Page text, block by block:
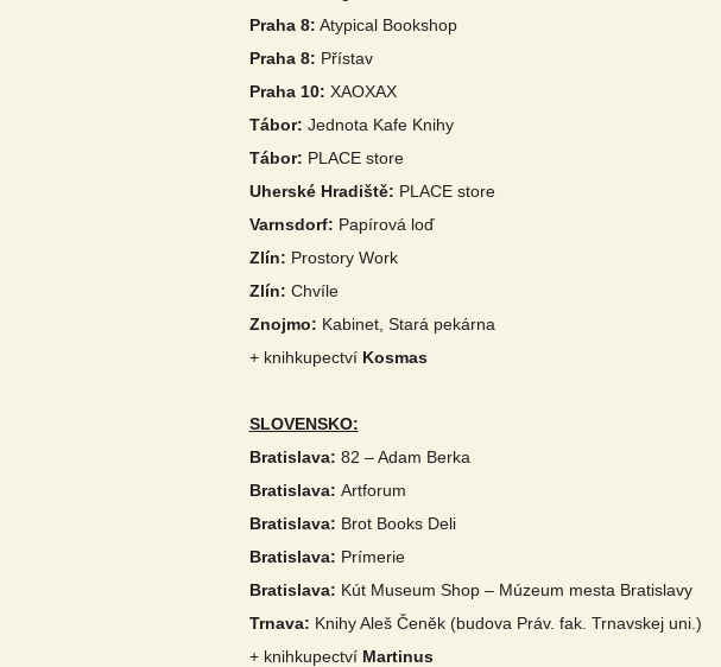
Praha 8: Atypical Bookshop
Praha 8: Přístav
Praha 10: XAOXAX
Tábor: Jednota Kafe Knihy
Tábor: PLACE store
Uherské Hradiště: PLACE store
Varnsdorf: Papírová loď
Zlín: Prostory Work
Zlín: Chvíle
Znojmo: Kabinet, Stará pekárna
+ knihkupectví Kosmas
SLOVENSKO:
Bratislava: 82 – Adam Berka
Bratislava: Artforum
Bratislava: Brot Books Deli
Bratislava: Prímerie
Bratislava: Kút Museum Shop – Múzeum mesta Bratislavy
Trnava: Knihy Aleš Čeněk (budova Práv. fak. Trnavskej uni.)
+ knihkupectví Martinus